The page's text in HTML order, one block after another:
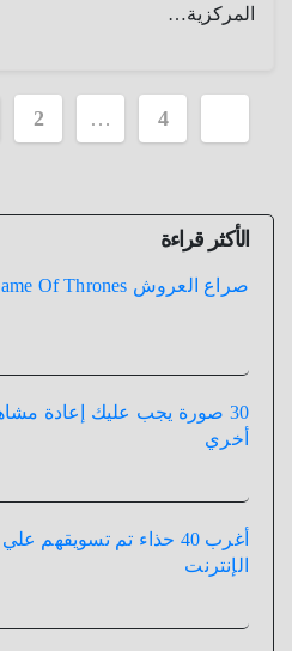
المركزية…
2 … 4
الأكثر قراءة
صراع العروش Game Of Thrones
30 صورة يجب عليك إعادة
أخري
أغرب 40 حذاء تم تسويقهم
الإنترنت